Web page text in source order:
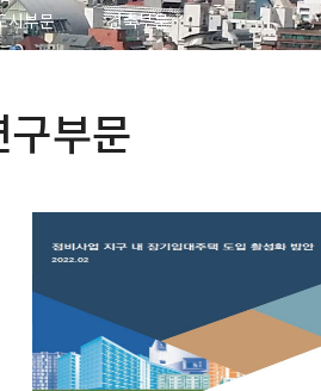
시부문 건축부문
부문